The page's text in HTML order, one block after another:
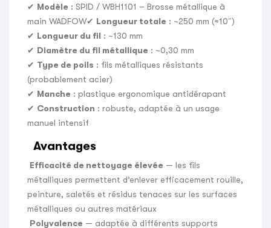
✔ Modèle : SPID / WBH1101 – Brosse métallique à
main WADFOW✔ Longueur totale : ~250 mm (≈10″)
✔ Longueur du fil : ~130 mm
✔ Diamètre du fil métallique : ~0,30 mm
✔ Type de poils : fils métalliques résistants
(probablement acier)
✔ Manche : plastique ergonomique antidérapant
✔ Construction : robuste, adaptée à un usage
manuel intensif
Avantages
Efficacité de nettoyage élevée — les fils
métalliques permettent d’enlever efficacement rouille,
peinture, saletés et résidus tenaces sur les surfaces
métalliques ou autres matériaux
Polyvalence — adaptée à différents supports